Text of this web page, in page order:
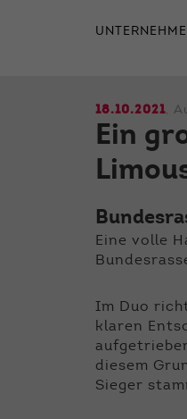
18.10.2021,
Ein
Eine volle
Im Duo
klaren
diesem
Sieger